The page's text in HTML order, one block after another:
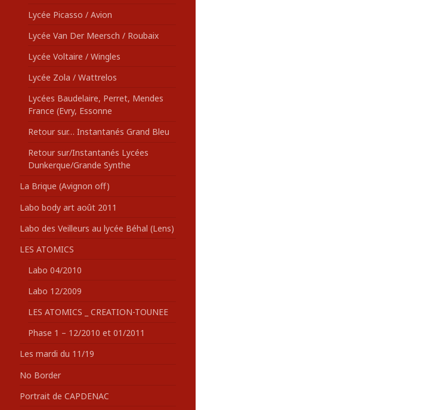
Lycée Picasso / Avion
Lycée Van Der Meersch / Roubaix
Lycée Voltaire / Wingles
Lycée Zola / Wattrelos
Lycées Baudelaire, Perret, Mendes
France (Evry, Essonne
Retour sur… Instantanés Grand Bleu
Retour sur/Instantanés Lycées
Dunkerque/Grande Synthe
La Brique (Avignon off)
Labo body art août 2011
Labo des Veilleurs au lycée Béhal (Lens)
LES ATOMICS
Labo 04/2010
Labo 12/2009
LES ATOMICS _ CREATION-TOUNEE
Phase 1 – 12/2010 et 01/2011
Les mardi du 11/19
No Border
Portrait de CAPDENAC